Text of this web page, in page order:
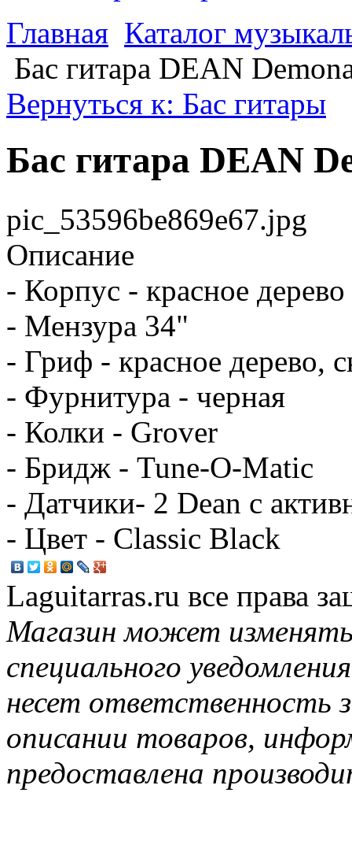
Главная Каталог
Бас гитара DEAN
Вернуться к: Бас гитары
Бас гитара DEAN
pic_53596be869e67.jpg
Описание
- Корпус - красное дерево
- Мензура 34"
- Гриф - красное дерево,
- Фурнитура - черная
- Колки - Grover
- Бридж - Tune-O-Matic
- Датчики- 2 Dean c
- Цвет - Classic Black
Laguitarras.ru все права
Магазин может
специального
несет ответственность
описании товаров,
предоставлена